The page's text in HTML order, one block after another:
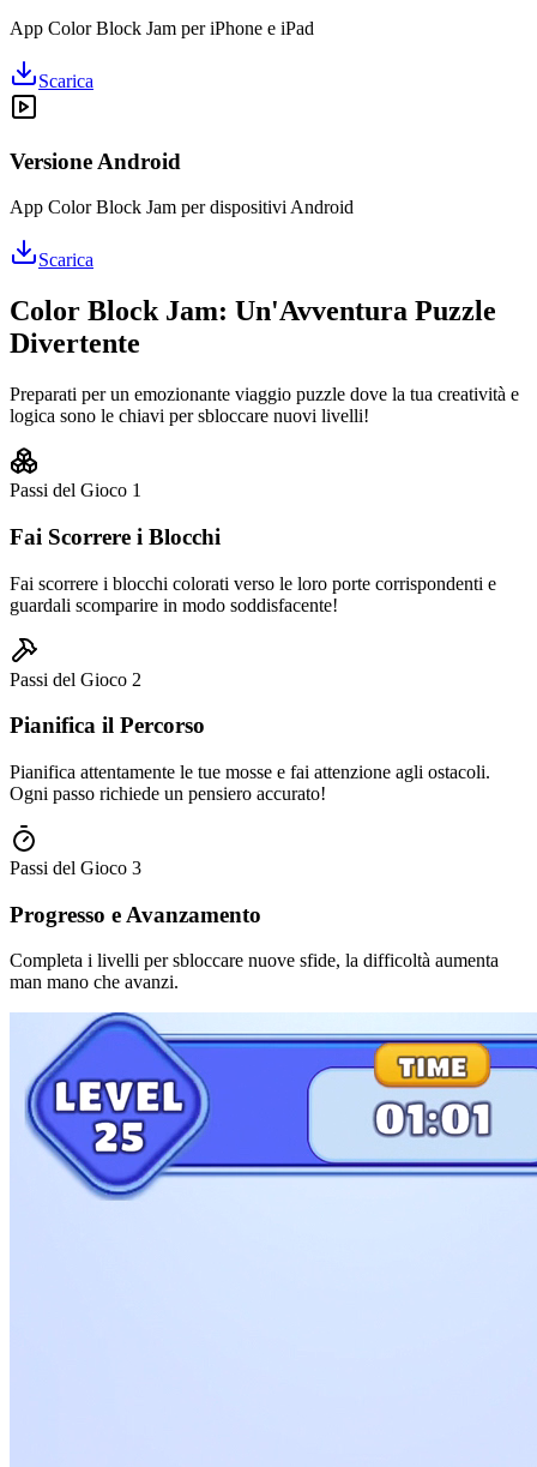
App Color Block Jam per iPhone e iPad
Scarica
Versione Android
App Color Block Jam per dispositivi Android
Scarica
Color Block Jam: Un'Avventura Puzzle
Divertente
Preparati per un emozionante viaggio puzzle dove la tua creatività e
logica sono le chiavi per sbloccare nuovi livelli!
Passi del Gioco 1
Fai Scorrere i Blocchi
Fai scorrere i blocchi colorati verso le loro porte corrispondenti e
guardali scomparire in modo soddisfacente!
Passi del Gioco 2
Pianifica il Percorso
Pianifica attentamente le tue mosse e fai attenzione agli ostacoli.
Ogni passo richiede un pensiero accurato!
Passi del Gioco 3
Progresso e Avanzamento
Completa i livelli per sbloccare nuove sfide, la difficoltà aumenta
man mano che avanzi.